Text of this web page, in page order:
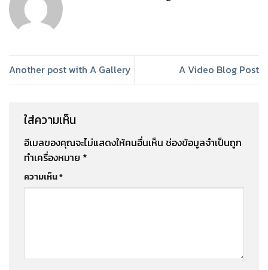
Another post with A Gallery A Video Blog Post
ใส่ความเห็น
อีเมลของคุณจะไม่แสดงให้คนอื่นเห็น ช่องข้อมูลจำเป็นถูก
ทำเครื่องหมาย *
ความเห็น*